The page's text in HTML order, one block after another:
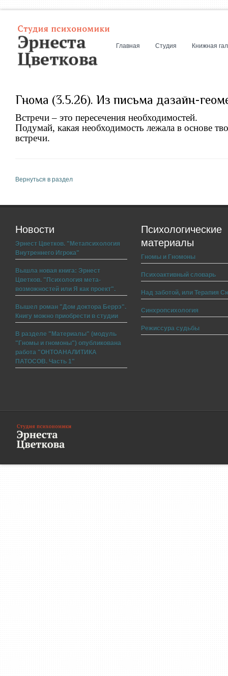
Главная Студия Книжная
Гнома (3.5.26). Из письма дазайн-
Встречи – это пересечения необходимостей.
Подумай, какая необходимость лежала в основе
встречи.
Вернуться в раздел
Новости
Эрнест Цветков. "Метапсихология
Внутреннего Игрока"
Вышла новая книга: Эрнест
Цветков. "Психология мета-
возможностей или Я как проект".
Вышел роман "Дом доктора Беррэ".
Книгу можно приобрести в студии
В разделе "Материалы" (модуль
"Гномы и гномоны") опубликована
работа "ОНТОАНАЛИТИКА
ПАТОСОВ. Часть 1"
Психологические
материалы
Гномы и Гномоны
Психоактивный словарь
Над заботой, или Терапия
Синхропсихология
Режиссура судьбы